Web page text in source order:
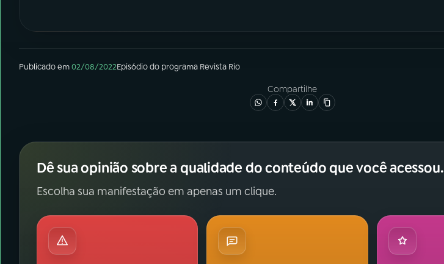
Publicado em02/08/2022Episódiodo programa Revista Rio
Compartilhe
Dê sua opinião sobre a qualidade do conteúdo que você acessou.
Escolha sua manifestação em apenas um clique.